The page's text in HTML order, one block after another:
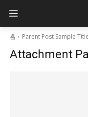
홈 Parent Post Sample Title
Attachment